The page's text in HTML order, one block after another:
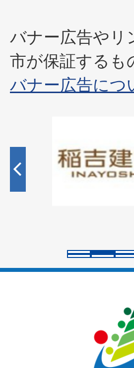
バナー広告やリ
市が保証するも
バナー広告につ
枚
目
ラ
イ